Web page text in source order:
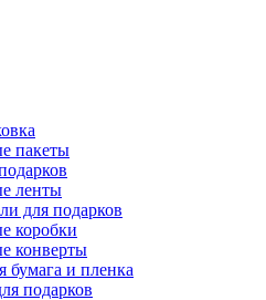
пакеты
ленты
для подарков
коробки
конверты
бумага и пленка
подарков